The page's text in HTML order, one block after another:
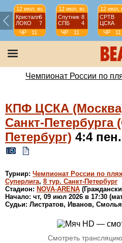
12 июл, вс
Кристалл6
ЛОКО
7
ЧР
11
тур
12 июл, вс
Спутник 8
СПБ
4
ЧР
11
тур
12 июл,
СРТВ
ЦСКА
ЧР
11
Чемпионат России по
КПФ ЦСКА
Санкт-Петербурга
Петербург) 4:4
Турнир: Чемпионат России по
Суперлига, 8 тур. Санкт-Петербург
Стадион: NOVA-ARENA
Начало: чт, 09 июл 2026 в 17:30
Судьи: Листратов, Иванов,
Смотреть